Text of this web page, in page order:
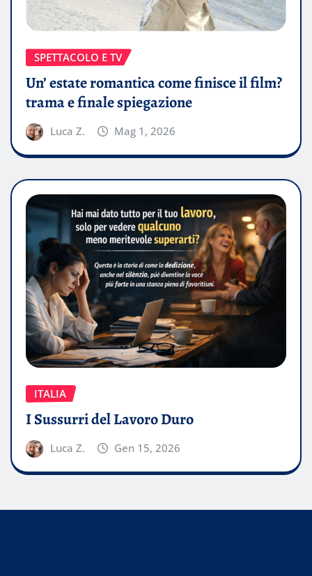
SPETTACOLO E TV
Un’ estate romantica come finisce il film?
trama e finale spiegazione
Luca Z. Mag 1, 2026
ITALIA
I Sussurri del Lavoro Duro
Luca Z. Gen 15, 2026